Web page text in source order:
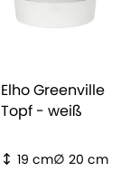
Elho Greenville
Topf - weiß
19 cm 20 cm